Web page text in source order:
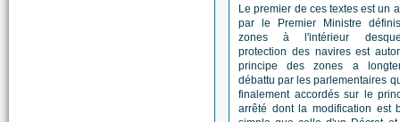
Le premier de ces textes est un
par le Premier Ministre
zones à l'intérieur
protection des navires est
principe des zones a
débattu par les parlementaires
finalement accordés sur le
arrêté dont la modification est